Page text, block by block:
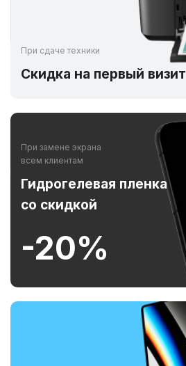
При сдаче техники
Скидка на первый визит
При замене экрана
всем клиентам
Гидрогелевая пленка
со скидкой
-20%